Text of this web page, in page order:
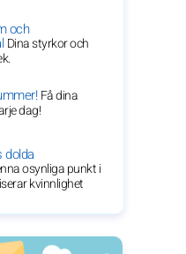
och
Dina styrkor och
Få dina
dag!
dolda
osynliga punkt i
kvinnlighet